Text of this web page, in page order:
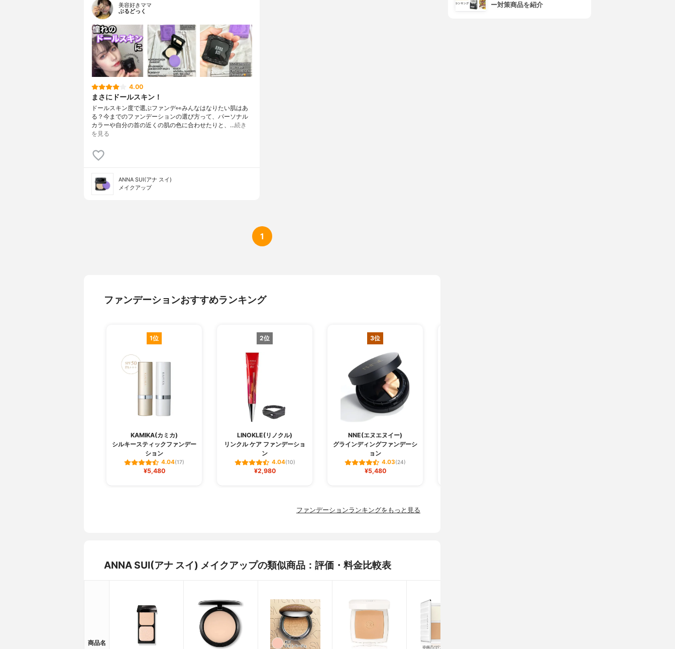
美容好きママ
ぶるどっく
4.00
まさにドールスキン！
ドールスキン度で選ぶファンデ👀⁣⁣みんなはなりたい肌はあ
る？⁣⁣今までのファンデーションの選び方って、⁣パーソナル
カラーや自分の首の近くの肌の色に合わせたりと、…続き
を見る
ANNA SUI(アナ スイ)
メイクアップ
1
ファンデーションおすすめランキング
1位
KAMIKA(カミカ)
シルキースティックファンデー
ション
4.04(17)
¥5,480
2位
LINOKLE(リノクル)
リンクル ケア ファンデーショ
ン
4.04(10)
¥2,980
3位
NNE(エヌエヌイー)
グラインディングファンデーシ
ョン
4.03(24)
¥5,480
ファンデーションランキングをもっと見る
ANNA SUI(アナ スイ) メイクアップの類似商品：評価・料金比較表
商品名
ー対策商品を紹介